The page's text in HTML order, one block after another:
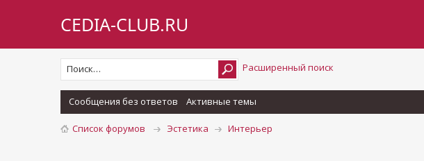
CEDIA-CLUB.RU
Расширенный поиск
Сообщения без ответов Активные темы
Список форумов Эстетика Интерьер